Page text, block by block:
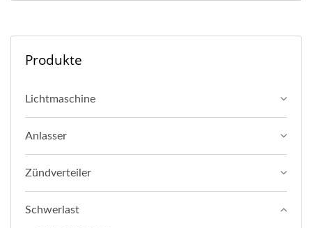
Produkte
Lichtmaschine
Anlasser
Zündverteiler
Schwerlast